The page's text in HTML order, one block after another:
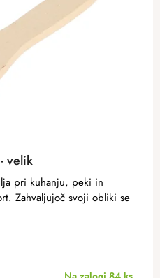
velik
pri kuhanju, peki in
Zahvaljujoč svoji obliki se